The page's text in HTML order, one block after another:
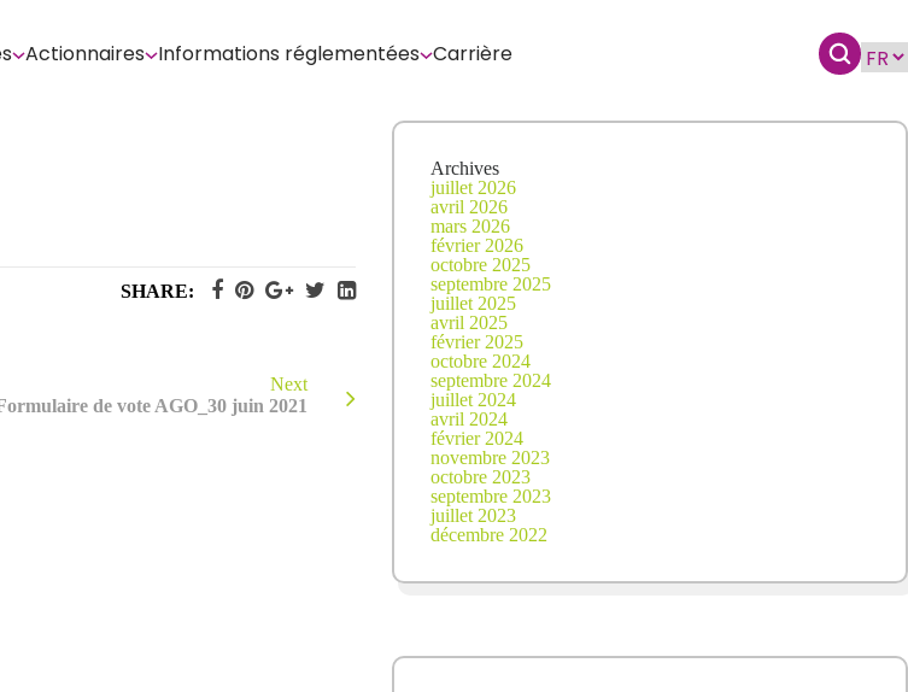
Actionnaires Informations réglementées Carrière
SHARE:
Next
de vote AGO_30 juin 2021
Archives
juillet 2026
avril 2026
mars 2026
février 2026
octobre 2025
septembre 2025
juillet 2025
avril 2025
février 2025
octobre 2024
septembre 2024
juillet 2024
avril 2024
février 2024
novembre 2023
octobre 2023
septembre 2023
juillet 2023
décembre 2022